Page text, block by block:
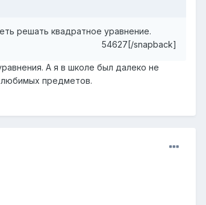
решать квадратное уравнение.
54627[/snapback]
А я в школе был далеко не
предметов.